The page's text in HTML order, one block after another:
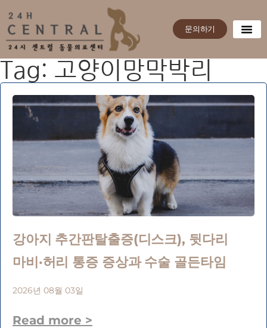
문의하기
Tag: 고양이망막박리
강아지 추간판탈출증(디스크), 뒷다리
마비·허리 통증 증상과 수술 골든타임
2026년 08월 03일
Read more >